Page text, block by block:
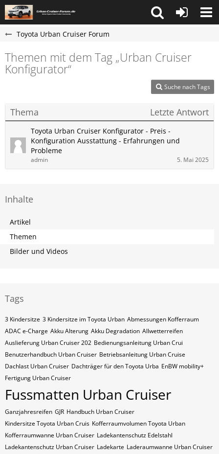
Toyota Urban Cruiser Forum
Themen mit dem Tag „Urban Cruiser
Konfigurator“
Suche nach Tags
Thema Letzte Antwort
Toyota Urban Cruiser Konfigurator - Preis -
Konfiguration Ausstattung - Erfahrungen und
Probleme
admin 5. Mai 2025
Inhalte
Artikel
Themen
Bilder und Videos
Tags
3 Kindersitze 3 Kindersitze im Toyota Urban Abmessungen Kofferraum
ADAC e-Charge Akku Alterung Akku Degradation Allwetterreifen
Auslieferung Urban Cruiser 202 Bedienungsanleitung Urban Crui
Benutzerhandbuch Urban Cruiser Betriebsanleitung Urban Cruise
Dachlast Urban Cruiser Dachträger für den Toyota Urba EnBW mobility+
Fertigung Urban Cruiser
Fussmatten Urban Cruiser
Ganzjahresreifen GJR Handbuch Urban Cruiser
Kindersitze Toyota Urban Cruis Kofferraumvolumen Toyota Urban
Kofferraumwanne Urban Cruiser Ladekantenschutz Edelstahl
Ladekantenschutz Urban Cruiser Ladekarte Laderaumwanne Urban Cruiser